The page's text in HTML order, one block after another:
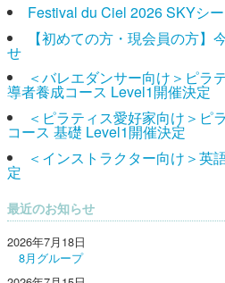
Festival du Ciel 2026 SKYシ
【初めての方・現会員の方】
せ
＜バレエダンサー向け＞ピラ
導者養成コース Level1開催決定
＜ピラティス愛好家向け＞
コース 基礎 Level1開催決定
＜インストラクター向け＞英
定
最近のお知らせ
2026年7月18日
8月グループ